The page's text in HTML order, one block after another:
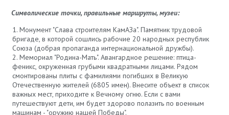
Символические точки, правильные маршруты, музеи:
Монумент "Слава строителям КамАЗа". Памятник трудовой
бригаде, в которой сошлись рабочие 20 народных республик
Союза (добрая пропаганда интернациональной дружбы).
Мемориал "Родина-Мать". Авангардное решение: птица-
феникс, окруженная грубыми квадратными лицами. Рядом
смонтированы плиты с фамилиями погибших в Великую
Отечественную жителей (6805 имен). Внесите объект в список
важных мест, приходите к Вечному огню. Если с вами
путешествуют дети, им будет здорово полазить по военным
машинам - "оружию нашей Победы".